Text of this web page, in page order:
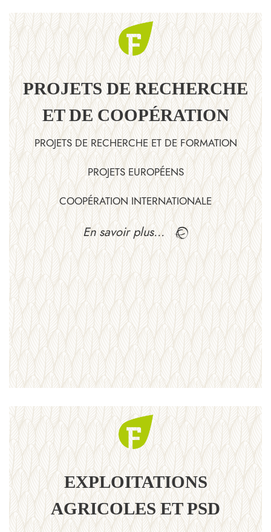
PROJETS DE RECHERCHE
ET DE COOPÉRATION
PROJETS DE RECHERCHE ET DE FORMATION
PROJETS EUROPÉENS
COOPÉRATION INTERNATIONALE
En savoir plus…
EXPLOITATIONS
AGRICOLES ET PSD